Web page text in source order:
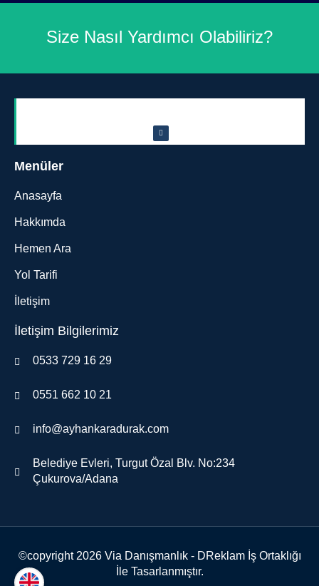
Size Nasıl Yardımcı Olabiliriz?
Menüler
Anasayfa
Hakkımda
Hemen Ara
Yol Tarifi
İletişim
İletişim Bilgilerimiz
0533 729 16 29
0551 662 10 21
info@ayhankaradurak.com
Belediye Evleri, Turgut Özal Blv. No:234
Çukurova/Adana
©copyright 2026 Via Danışmanlık - DReklam İş Ortaklığı
İle Tasarlanmıştır.